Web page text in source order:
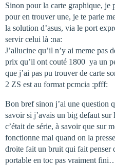
Sinon pour la carte graphique, je
pour en trouver une, je te parle
la solution d’asus, via le port
servir celui là :na:
J’allucine qu’il n’y ai meme pas
prix qu’il ont couté 1800  ya un
que j’ai pas pu trouver de carte
2 ZS est au format pcmcia :pfff:
Bon bref sinon j’ai une question
savoir si j’avais un big defaut
c’était de série, à savoir que sur
fonctionne mal quand on la
droite fait un bruit qui fait penser
portable en toc pas vraiment